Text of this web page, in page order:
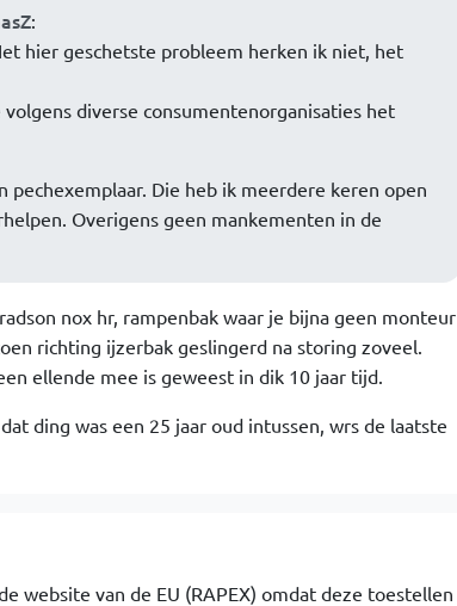
:
hier geschetste probleem herken ik niet, het
diverse consumentenorganisaties het
pechexemplaar. Die heb ik meerdere keren open
Overigens geen mankementen in de
nox hr, rampenbak waar je bijna geen monteur
richting ijzerbak geslingerd na storing zoveel.
ellende mee is geweest in dik 10 jaar tijd.
ding was een 25 jaar oud intussen, wrs de laatste
website van de EU (RAPEX) omdat deze toestellen